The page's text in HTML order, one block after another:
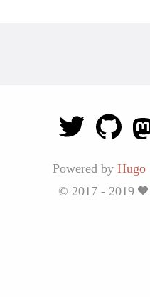
Powered by Hugo
© 2017 - 2019